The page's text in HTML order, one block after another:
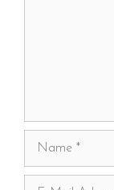
Name